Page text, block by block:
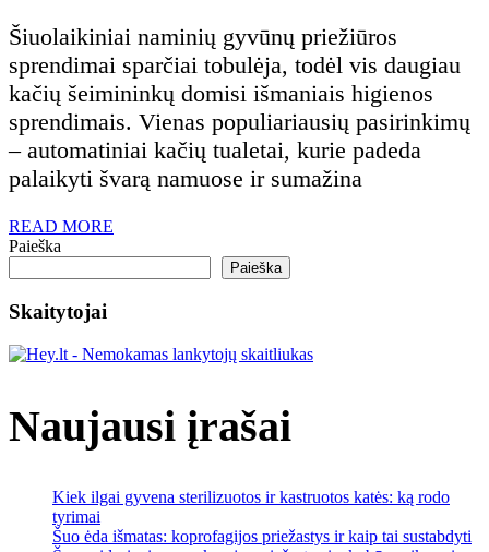
saugumo
klausimas
tualetai:
7
dažniausios
klaidos
pirmą
01
Šiuolaikiniai naminių gyvūnų priežiūros
sprendimai sparčiai tobulėja, todėl vis daugiau
kačių šeimininkų domisi išmaniais higienos
sprendimais. Vienas populiariausių pasirinkimų
– automatiniai kačių tualetai, kurie padeda
palaikyti švarą namuose ir sumažina
READ MORE
Paieška
Paieška
Skaitytojai
Naujausi įrašai
Kiek ilgai gyvena sterilizuotos ir kastruotos katės: ką rodo
tyrimai
Šuo ėda išmatas: koprofagijos priežastys ir kaip tai sustabdyti